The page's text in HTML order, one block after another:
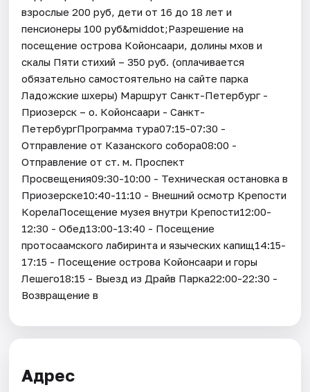
взрослые 200 руб, дети от 16 до 18 лет и
пенсионеры 100 руб&middot;Разрешение на
посещение острова Койонсаари, долины мхов и
скалы Пяти стихий – 350 руб. (оплачивается
обязательно самостоятельно на сайте парка
Ладожские шхеры) Маршрут Санкт-Петербург -
Приозерск – о. Койонсаари - Санкт-
ПетербургПрограмма тура07:15-07:30 -
Отправление от Казанского собора08:00 -
Отправление от ст. м. Проспект
Просвещения09:30-10:00 - Техническая остановка в
Приозерске10:40-11:10 - Внешний осмотр Крепости
КорелаПосещение музея внутри Крепости12:00-
12:30 - Обед13:00-13:40 - Посещение
протосаамского лабиринта и языческих капищ14:15-
17:15 - Посещение острова Койонсаари и горы
Лешего18:15 - Выезд из Драйв Парка22:00-22:30 -
Возвращение в
Адрес